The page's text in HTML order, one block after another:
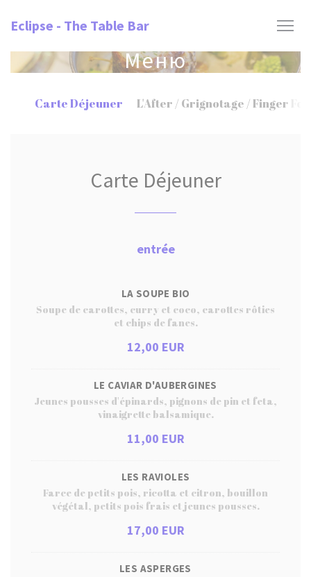
Eclipse - The Table Bar
Меню
Carte Déjeuner L'After / Grignotage / Finger
Carte Déjeuner
entrée
LA SOUPE BIO
Soupe de carottes, curry et coco, carottes rôties
et chips de fanes.
12,00 EUR
LE CAVIAR D'AUBERGINES
Jeunes pousses d'épinards, pignons de pin et feta,
vinaigrette balsamique.
11,00 EUR
LES RAVIOLES
Farce de petits pois, ricotta et citron, bouillon
végétal, petits pois frais et jeunes pousses.
17,00 EUR
LES ASPERGES